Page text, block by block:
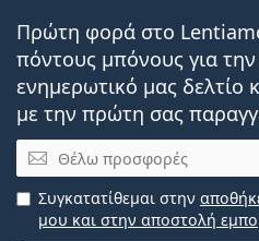
Πρώτη φορά στο
πόντους μπόνους για
ενημερωτικό μας δελτίο
με την πρώτη σας
Email
Συγκατατίθεμαι στην
μου και στην αποστολή